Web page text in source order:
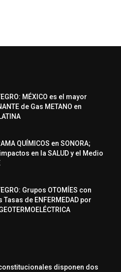
MÉXICO es el mayor
de Gas METANO en
QUÍMICOS en SONORA;
en la SALUD y el Medio
Grupos OTOMÍES con
de ENFERMEDAD por
disponen dos